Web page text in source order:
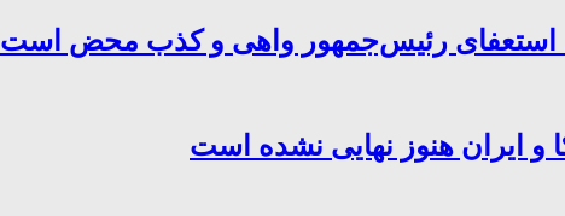
استعفای رئیس‌جمهور واهی و کذب محض است
و ایران هنوز نهایی نشده است